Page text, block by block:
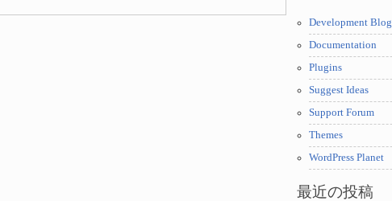
Development Blog
Documentation
Plugins
Suggest Ideas
Support Forum
Themes
WordPress Planet
最近の投稿